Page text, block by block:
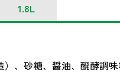
1.8L
）、砂糖、醤油、醗酵調